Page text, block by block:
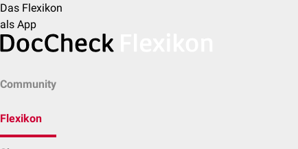
Das Flexikon
als App
Community
Flexikon